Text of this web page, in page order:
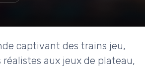
captivant des trains jeu,
aux jeux de plateau,